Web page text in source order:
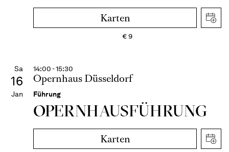
Karten
€9
Sa
16
Jan
14:00 - 15:30
Opernhaus Düsseldorf
Führung
OPERN­HAUS­FÜH­RUNG
Karten